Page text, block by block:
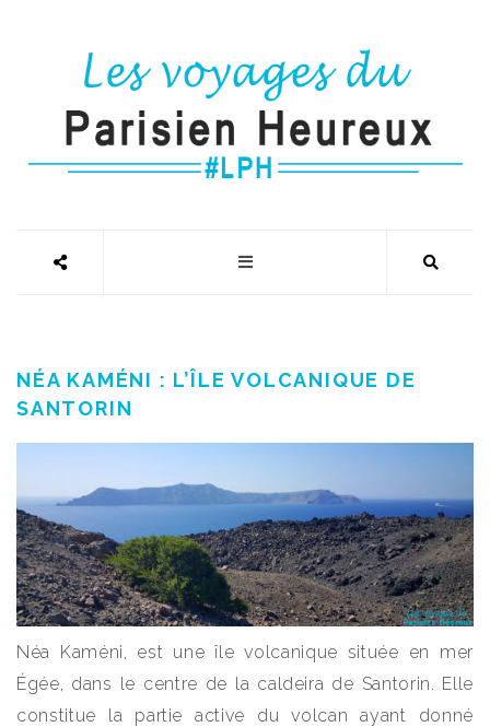
NÉA KAMÉNI : L’ÎLE VOLCANIQUE DE
SANTORIN
Néa Kaméni, est une île volcanique située en mer
Égée, dans le centre de la caldeira de Santorin. Elle
constitue la partie active du volcan ayant donné